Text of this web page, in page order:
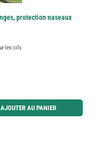
protection naseaux
les cils
les boutons pour augmenter ou
AJOUTER AU PANIER